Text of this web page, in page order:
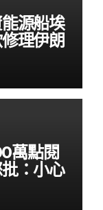
源船埃
理伊朗
萬點閱
：小心